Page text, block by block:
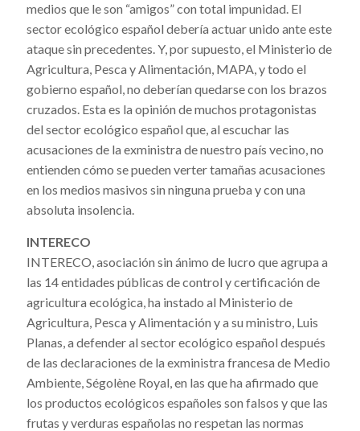
medios que le son “amigos” con total impunidad. El
sector ecológico español debería actuar unido ante este
ataque sin precedentes. Y, por supuesto, el Ministerio de
Agricultura, Pesca y Alimentación, MAPA, y todo el
gobierno español, no deberían quedarse con los brazos
cruzados. Esta es la opinión de muchos protagonistas
del sector ecológico español que, al escuchar las
acusaciones de la exministra de nuestro país vecino, no
entienden cómo se pueden verter tamañas acusaciones
en los medios masivos sin ninguna prueba y con una
absoluta insolencia.
INTERECO
INTERECO, asociación sin ánimo de lucro que agrupa a
las 14 entidades públicas de control y certificación de
agricultura ecológica, ha instado al Ministerio de
Agricultura, Pesca y Alimentación y a su ministro, Luis
Planas, a defender al sector ecológico español después
de las declaraciones de la exministra francesa de Medio
Ambiente, Ségolène Royal, en las que ha afirmado que
los productos ecológicos españoles son falsos y que las
frutas y verduras españolas no respetan las normas